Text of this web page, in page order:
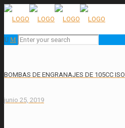
BOMBAS DE ENGRANAJES DE 105CC ISO
junio 25, 2019